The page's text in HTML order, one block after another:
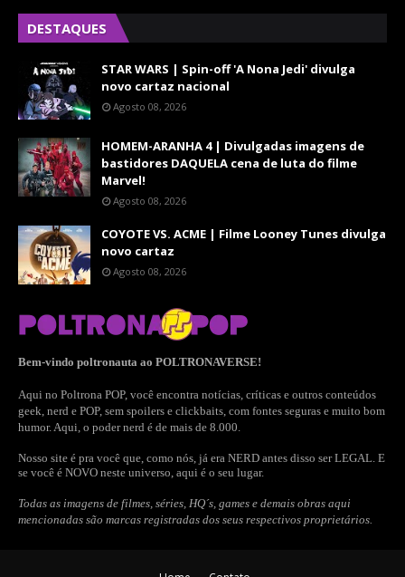
DESTAQUES
STAR WARS | Spin-off 'A Nona Jedi' divulga
novo cartaz nacional
Agosto 08, 2026
HOMEM-ARANHA 4 | Divulgadas imagens de
bastidores DAQUELA cena de luta do filme
Marvel!
Agosto 08, 2026
COYOTE VS. ACME | Filme Looney Tunes divulga
novo cartaz
Agosto 08, 2026
Bem-vindo poltronauta ao POLTRONAVERSE!
Aqui no Poltrona POP, você encontra notícias, críticas e outros conteúdos
geek, nerd e POP, sem spoilers e clickbaits, com fontes seguras e muito bom
humor. Aqui, o poder nerd é de mais de 8.000.
Nosso site é pra você que, como nós, já era NERD antes disso ser LEGAL. E
se você é NOVO neste universo, aqui é o seu lugar.
Todas as imagens de filmes, séries, HQ´s, games e demais obras aqui
mencionadas são marcas registradas dos seus respectivos proprietários.